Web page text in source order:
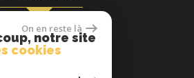
On en reste là
notre site
cookies